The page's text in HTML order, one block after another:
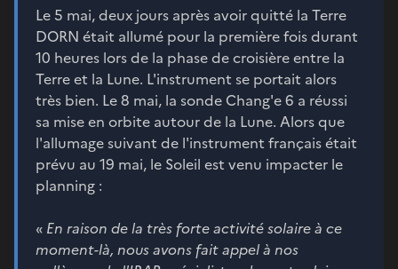
Le 5 mai, deux jours après avoir quitté la Terre
DORN était allumé pour la première fois durant
10 heures lors de la phase de croisière entre la
Terre et la Lune. L'instrument se portait alors
très bien. Le 8 mai, la sonde Chang'e 6 a réussi
sa mise en orbite autour de la Lune. Alors que
l'allumage suivant de l'instrument français était
prévu au 19 mai, le Soleil est venu impacter le
planning :
« En raison de la très forte activité solaire à ce
moment-là, nous avons fait appel à nos